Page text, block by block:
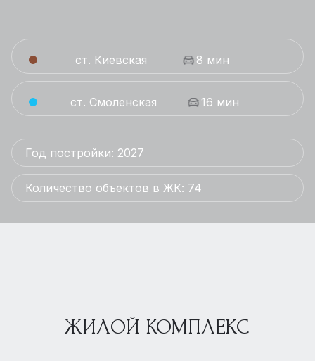
ст. Киевская 8 мин
ст. Смоленская 16 мин
Год постройки: 2027
Количество объектов в ЖК: 74
ЖИЛОЙ КОМПЛЕКС